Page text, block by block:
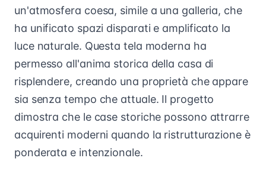
un'atmosfera coesa, simile a una galleria, che
ha unificato spazi disparati e amplificato la
luce naturale. Questa tela moderna ha
permesso all'anima storica della casa di
risplendere, creando una proprietà che appare
sia senza tempo che attuale. Il progetto
dimostra che le case storiche possono attrarre
acquirenti moderni quando la ristrutturazione è
ponderata e intenzionale.